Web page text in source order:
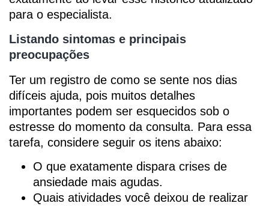
para o especialista.
Listando sintomas e principais
preocupações
Ter um registro de como se sente nos dias
difíceis ajuda, pois muitos detalhes
importantes podem ser esquecidos sob o
estresse do momento da consulta. Para essa
tarefa, considere seguir os itens abaixo:
O que exatamente dispara crises de
ansiedade mais agudas.
Quais atividades você deixou de realizar